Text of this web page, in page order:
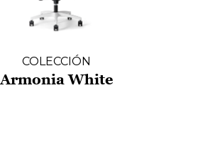
COLECCIÓN
Armonia White